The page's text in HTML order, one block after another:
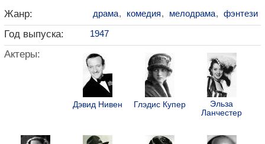
Жанр: драма, комедия, мелодрама, фэнтези
Год выпуска: 1947
Актеры:
Дэвид Нивен Глэдис Купер
Эльза
Ланчестер